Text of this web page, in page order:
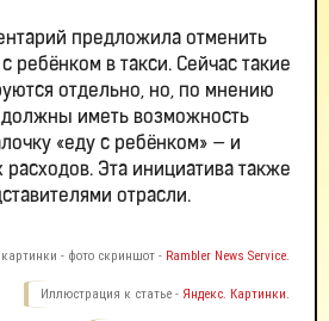
предложила отменить
ребёнком в такси. Сейчас такие
отдельно, но, по мнению
иметь возможность
«еду с ребёнком» — и
Эта инициатива также
отрасли.
- фото скриншот - Rambler News Service.
Иллюстрация к статье - Яндекс. Картинки.